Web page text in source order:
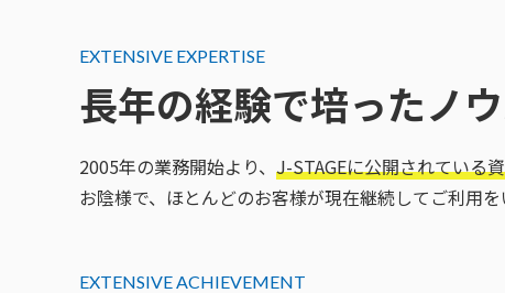
EXTENSIVE EXPERTISE
長年の経験で培ったノ
2005年の業務開始より、 J-STAGEに公開されている
お陰様で、ほとんどのお客様が現在継続してご利用
EXTENSIVE ACHIEVEMENT